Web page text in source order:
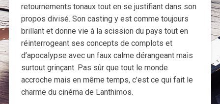
retournements tonaux tout en se justifiant dans son
propos divisé. Son casting y est comme toujours
brillant et donne vie à la scission du pays tout en
réinterrogeant ses concepts de complots et
d’apocalypse avec un faux calme dérangeant mais
surtout grinçant. Pas sûr que tout le monde
accroche mais en même temps, c’est ce qui fait le
charme du cinéma de Lanthimos.